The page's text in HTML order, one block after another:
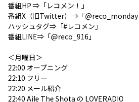
番組HP ⇒「レコメン！ 」
番組X（旧Twitter）⇒「@reco_monday
ハッシュタグ⇒「#レコメン 」
番組LINE⇒「@reco_916 」
＜月曜日＞
22:00 オープニング
22:10 フリー
22:20 メール紹介
22:40 Aile The Shota の LOVERADIO